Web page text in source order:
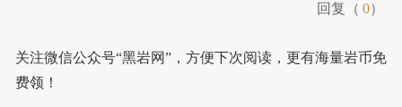
回复（ 0）
关注微信公众号“黑岩网”，方便下次阅读，更有海量岩币免
费领！